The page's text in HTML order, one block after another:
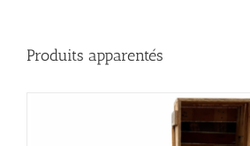
Produits apparentés